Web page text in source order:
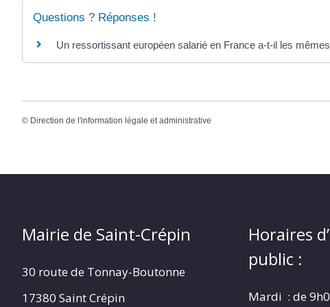
Questions ? Réponses !
Un ressortissant européen salarié en France a-t-il les
© Direction de l'information légale et administrative
Mairie de Saint-Crépin
30 route de Tonnay-Boutonne
17380 Saint Crépin
Horaires
public :
Mardi : de